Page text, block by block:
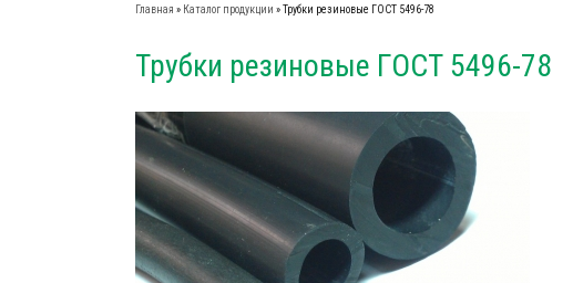
Главная » Каталог продукции » Трубки резиновые ГОСТ 5496-78
Трубки резиновые ГОСТ 5496-78